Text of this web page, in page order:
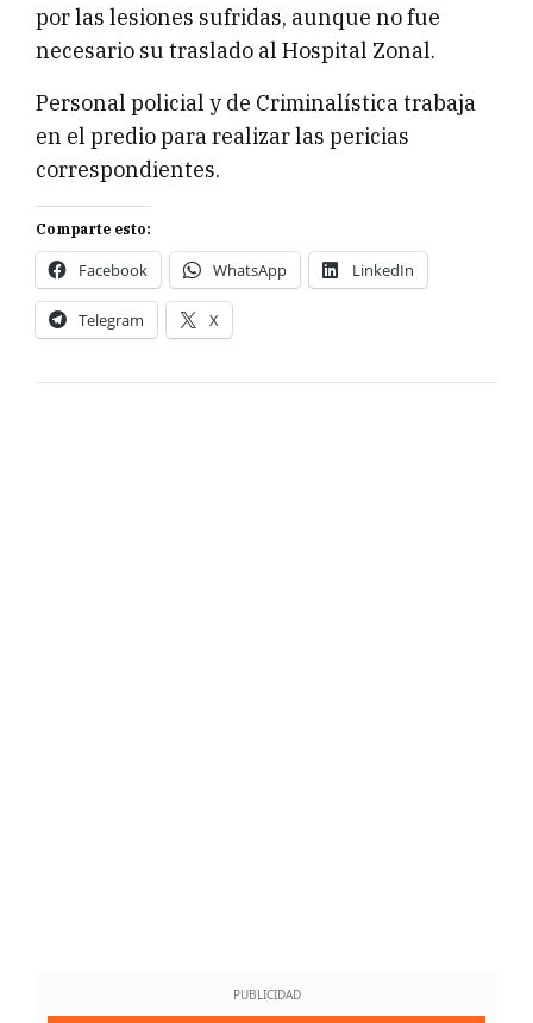
por las lesiones sufridas, aunque no fue
necesario su traslado al Hospital Zonal.
Personal policial y de Criminalística trabaja
en el predio para realizar las pericias
correspondientes.
Comparte esto:
Facebook WhatsApp LinkedIn
Telegram X